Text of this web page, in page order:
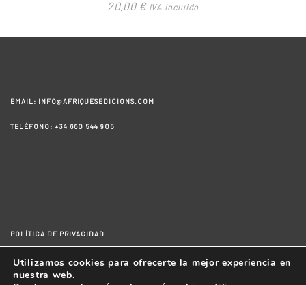
20,00 € IVA Incluido
EMAIL: INFO@AFRIQUESEDICIONS.COM
TELÉFONO: +34 660 544 905
POLÍTICA DE PRIVACIDAD
AVISO LEGAL
Utilizamos cookies para ofrecerte la mejor experiencia en
nuestra web.